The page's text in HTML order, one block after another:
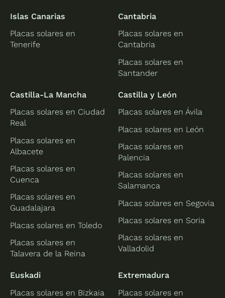
Islas Canarias
Placas solares en
Tenerife
Cantabria
Placas solares en
Cantabria
Placas solares en
Santander
Castilla-La Mancha
Placas solares en Ciudad
Real
Placas solares en
Albacete
Placas solares en
Cuenca
Placas solares en
Guadalajara
Placas solares en Toledo
Placas solares en
Talavera de la Reina
Castilla y León
Placas solares en Ávila
Placas solares en León
Placas solares en
Palencia
Placas solares en
Salamanca
Placas solares en Segovia
Placas solares en Soria
Placas solares en
Valladolid
Euskadi
Placas solares en Bizkaia
Extremadura
Placas solares en